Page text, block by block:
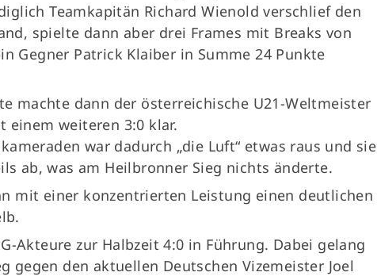
Teamkapitän Richard Wienold verschlief den
spielte dann aber drei Frames mit Breaks von
Gegner Patrick Klaiber in Summe 24 Punkte
machte dann der österreichische U21-Weltmeister
einem weiteren 3:0 klar.
war dadurch „die Luft“ etwas raus und sie
ab, was am Heilbronner Sieg nichts änderte.
mit einer konzentrierten Leistung einen deutlichen
Akteure zur Halbzeit 4:0 in Führung. Dabei gelang
gegen den aktuellen Deutschen Vizemeister Joel